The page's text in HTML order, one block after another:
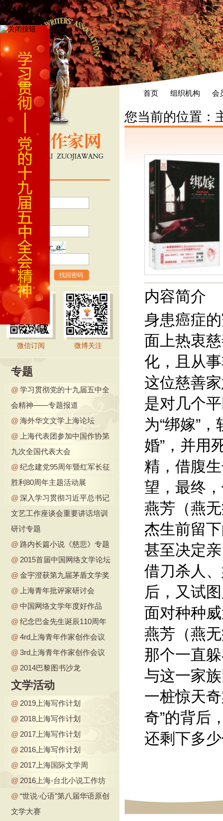
首页 组织机构 会
会员登录
用户名
密 码
验证码
找回密码
微信订阅 微博关注
专题
@ 学习贯彻党的十九届五中全
会精神——专题报道
@ 海外华文文学上海论坛
@
上海代表团参加中国作协第
九次全国代表大会
@ 纪念建党95周年暨红军长征
胜利80周年主题活动展
@ 深入学习贯彻习近平总书记
文艺工作座谈会重要讲话培训
研讨专题
@ 路内长篇小说《慈悲》专题
@ 2015首届中国网络文学论坛
@ 金宇澄获第九届茅盾文学奖
@
上海青年批评家研讨会
@ 中国网络文学年度好作品
@ 纪念巴金先生诞辰110周年
@ 4rd上海青年作家创作会议
@ 3rd上海青年作家创作会议
@ 2014巴黎图书沙龙
文学活动
@ 2019上海写作计划
@ 2018上海写作计划
@ 2017上海写作计划
@ 2016上海写作计划
@ 2017上海国际文学周
@ 2016上海-台北小说工作坊
@ “世说·心语”第八届华语原创
文学大赛
您当前的位置：
内容简介
身患癌症
面上热衷
化，且从
这位慈善
是对几个
为“绑嫁”
婚”，并用
精，借腹
望，最终
燕芳（燕
杰生前留
甚至决定
借刀杀人
后，又试
面对种种
燕芳（燕
那个一直
与这一家
一桩惊天
奇”的背后
还剩下多